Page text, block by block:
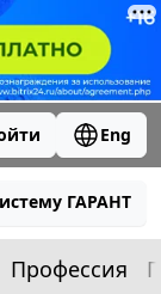
Eng
ГАРАНТ
Профессия